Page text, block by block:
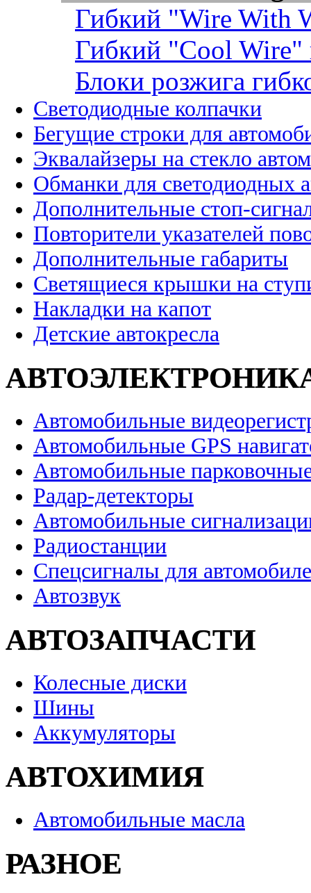
Гибкий "Wire With
Гибкий "Cool Wire"
Блоки розжига
Светодиодные колпачки
Бегущие строки для
Эквалайзеры на стекло
Обманки для светодиодных
Дополнительные стоп-
Повторители указателей
Дополнительные габариты
Светящиеся крышки на
Накладки на капот
Детские автокресла
Автомобильные
Автомобильные GPS
Автомобильные
Радар-детекторы
Автомобильные
Радиостанции
Спецсигналы для
Автозвук
АВТОЗАПЧАСТИ
Колесные диски
Шины
Аккумуляторы
АВТОХИМИЯ
Автомобильные масла
РАЗНОЕ